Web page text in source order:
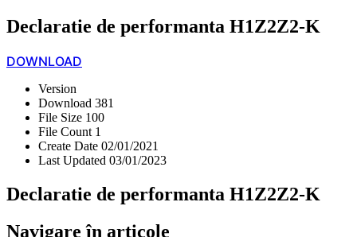
Declaratie de performanta H1Z2Z2-K
DOWNLOAD
Version
Download 381
File Size 100
File Count 1
Create Date 02/01/2021
Last Updated 03/01/2023
Declaratie de performanta H1Z2Z2-K
Navigare în articole